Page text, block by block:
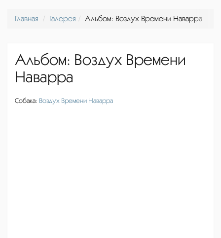
Главная Галерея Альбом: Воздух Времени Наварра
Альбом: Воздух Времени
Наварра
Собака: Воздух Времени Наварра